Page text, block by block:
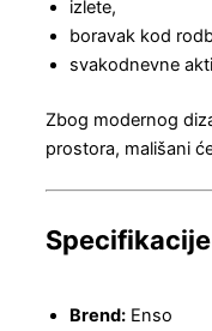
izlete,
boravak kod
svakodnevne
Zbog modernog
prostora, mališani
Brend: Enso